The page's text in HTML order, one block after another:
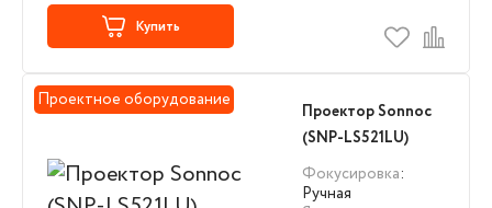
Купить
Проектное оборудование
Проектор Sonnoc
(SNP-LS521LU)
Фокусировка:
Ручная